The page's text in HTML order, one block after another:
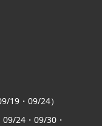
19・09/24）
24・09/30・